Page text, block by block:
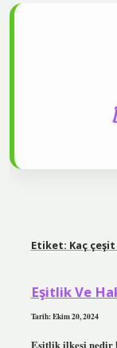
Etiket: Kaç
Eşitlik Ve
Tarih: Ekim 20, 2024
Eşitlik ilkesi nedir